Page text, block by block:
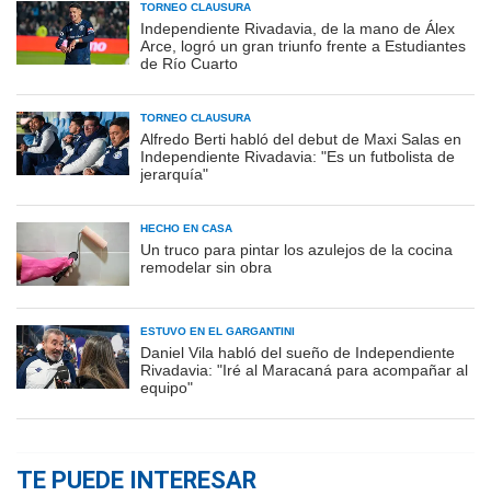
TORNEO CLAUSURA
Independiente Rivadavia, de la mano de Álex
Arce, logró un gran triunfo frente a Estudiantes
de Río Cuarto
TORNEO CLAUSURA
Alfredo Berti habló del debut de Maxi Salas en
Independiente Rivadavia: "Es un futbolista de
jerarquía"
HECHO EN CASA
Un truco para pintar los azulejos de la cocina
remodelar sin obra
ESTUVO EN EL GARGANTINI
Daniel Vila habló del sueño de Independiente
Rivadavia: "Iré al Maracaná para acompañar al
equipo"
TE PUEDE INTERESAR